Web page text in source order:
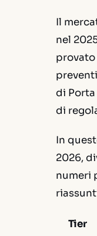
Il
nel
provato
di
di
In
2026,
numeri
Tier